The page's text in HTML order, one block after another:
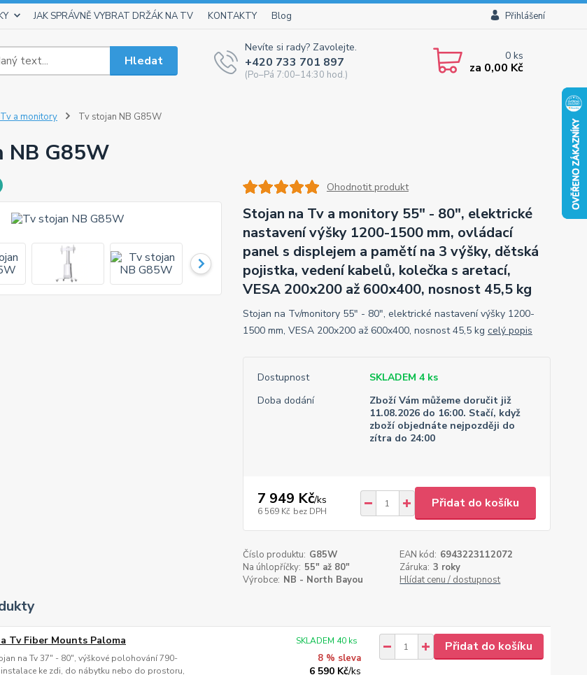
JAK SPRÁVNĚ VYBRAT DRŽÁK NA TV KONTAKTY Blog Přihlášení
Hledat
Nevíte si rady? Zavolejte.
+420 733 701 897
(Po–Pá 7:00–14:30 hod.)
0ks
za 0,00 Kč
a monitory Tv stojan NB G85W
NB G85W
Ohodnotit produkt
Stojan na Tv a monitory 55" - 80", elektrické
nastavení výšky 1200-1500 mm, ovládací
panel s displejem a pamětí na 3 výšky, dětská
pojistka, vedení kabelů, kolečka s aretací,
VESA 200x200 až 600x400, nosnost 45,5 kg
Stojan na Tv/monitory 55" - 80", elektrické nastavení výšky 1200-
1500 mm, VESA 200x200 až 600x400, nosnost 45,5 kg celý popis
Dostupnost
SKLADEM 4 ks
Doba dodání
Zboží Vám můžeme doručit již
11.08.2026 do 16:00. Stačí, když
zboží objednáte nejpozději do
zítra do 24:00
7 949 Kč/ks
6 569 Kč bez DPH
Přidat do košíku
Číslo produktu: G85W EAN kód: 6943223112072
Na úhlopříčky: 55" až 80" Záruka: 3 roky
Výrobce: NB - North Bayou Hlídat cenu / dostupnost
Tv Fiber Mounts Paloma
na Tv 37" - 80", výškové polohování 790-
ke zdi, do nábytku nebo do prostoru,
8 % sleva
6 590 Kč/ks
SKLADEM 40 ks Přidat do košíku